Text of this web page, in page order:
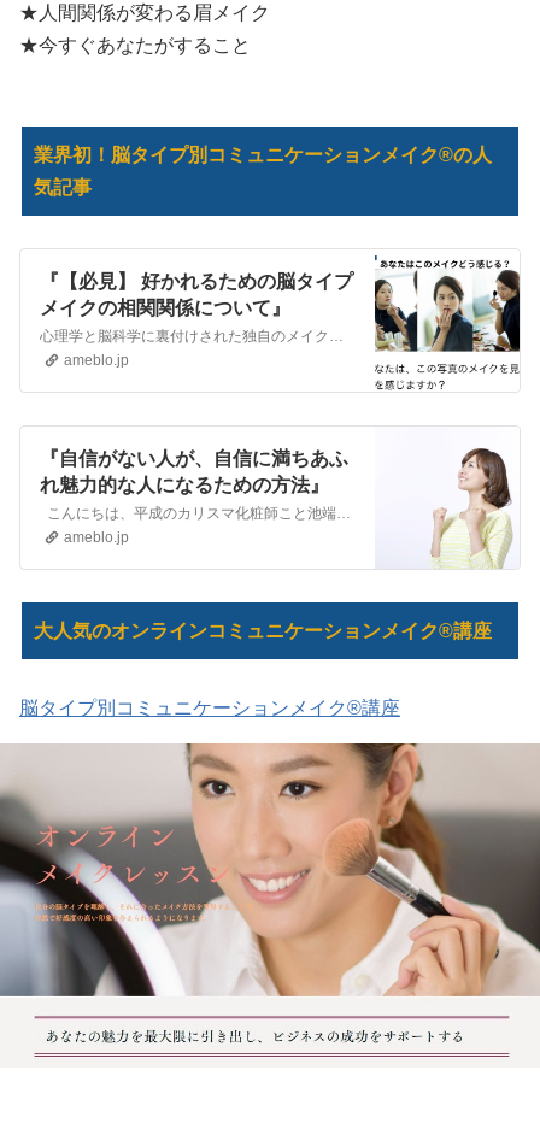
★人間関係が変わる眉メイク
★今すぐあなたがすること
業界初！脳タイプ別コミュニケーションメイク®の人
気記事
『【必見】 好かれるための脳タイプ
メイクの相関関係について』
心理学と脳科学に裏付けされた独自のメイクアップ法でビジネスの集客や成約率、そして売上を上げるためお仕事をされている女性をサポートしているビジネスメイクアップ専…
ameblo.jp
『自信がない人が、自信に満ちあふ
れ魅力的な人になるための方法』
こんにちは、平成のカリスマ化粧師こと池端秀之です。自分でカリスマと名乗り、背中でアピール！ 謙虚であるべき等と言う”べき”を言いたがる日本人が最も嫌うあえ…
ameblo.jp
大人気のオンラインコミュニケーションメイク®講座
脳タイプ別コミュニケーションメイク®講座